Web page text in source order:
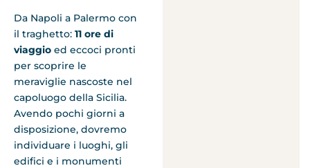
Da Napoli a Palermo con
il traghetto: 11 ore di
viaggio ed eccoci pronti
per scoprire le
meraviglie nascoste nel
capoluogo della Sicilia.
Avendo pochi giorni a
disposizione, dovremo
individuare i luoghi, gli
edifici e i monumenti